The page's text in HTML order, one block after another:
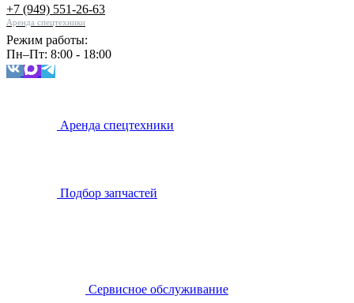
+7 (949) 551-26-63
Аренда спецтехники
Режим работы:
Пн–Пт: 8:00 - 18:00
Аренда спецтехники
Подбор запчастей
Сервисное обслуживание